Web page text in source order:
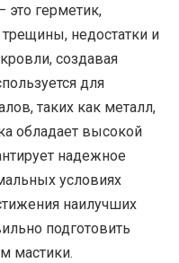
это герметик,
недостатки и
создавая
для
таких как металл,
обладает высокой
надежное
условиях
наилучших
подготовить
мастики.